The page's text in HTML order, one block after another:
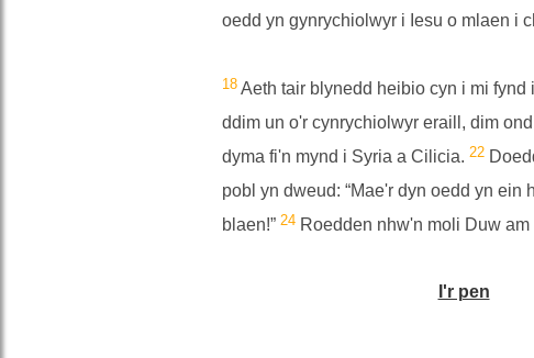
oedd yn gynrychiolwyr i Iesu o mlaen i
18 Aeth tair blynedd heibio cyn i mi
ddim un o'r cynrychiolwyr eraill, dim
dyma fi'n mynd i Syria a Cilicia. 22
pobl yn dweud: “Mae'r dyn oedd yn
blaen!” 24 Roedden nhw'n moli Duw
I'r pen